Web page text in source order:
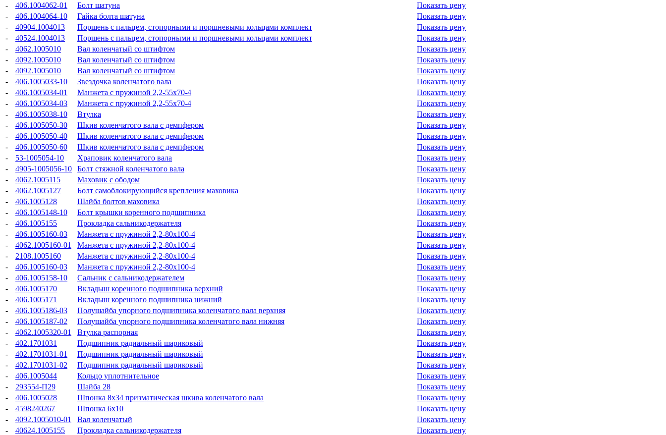
-
406.1004062-01 Болт шатуна
Показать цену
-
406.1004064-10 Гайка болта шатуна
Показать цену
-
40904.1004013 Поршень с пальцем, стопорными и поршневыми кольцами комплект
Показать цену
-
40524.1004013 Поршень с пальцем, стопорными и поршневыми кольцами комплект
Показать цену
-
4062.1005010 Вал коленчатый со штифтом
Показать цену
-
4092.1005010 Вал коленчатый со штифтом
Показать цену
-
4092.1005010 Вал коленчатый со штифтом
Показать цену
-
406.1005033-10 Звездочка коленчатого вала
Показать цену
-
406.1005034-01 Манжета с пружиной 2,2-55x70-4
Показать цену
-
406.1005034-03 Манжета с пружиной 2,2-55x70-4
Показать цену
-
406.1005038-10 Втулка
Показать цену
-
406.1005050-30 Шкив коленчатого вала с демпфером
Показать цену
-
406.1005050-40 Шкив коленчатого вала с демпфером
Показать цену
-
406.1005050-60 Шкив коленчатого вала с демпфером
Показать цену
-
53-1005054-10 Храповик коленчатого вала
Показать цену
-
4905-1005056-10 Болт стяжной коленчатого вала
Показать цену
-
4062.1005115 Маховик с ободом
Показать цену
-
4062.1005127 Болт самоблокирующийся крепления маховика
Показать цену
-
406.1005128 Шайба болтов маховика
Показать цену
-
406.1005148-10 Болт крышки коренного подшипника
Показать цену
-
406.1005155 Прокладка сальникодержателя
Показать цену
-
406.1005160-03 Манжета с пружиной 2,2-80x100-4
Показать цену
-
4062.1005160-01 Манжета с пружиной 2,2-80x100-4
Показать цену
-
2108.1005160 Манжета с пружиной 2,2-80x100-4
Показать цену
-
406.1005160-03 Манжета с пружиной 2,2-80x100-4
Показать цену
-
406.1005158-10 Сальник с сальникодержателем
Показать цену
-
406.1005170 Вкладыш коренного подшипника верхний
Показать цену
-
406.1005171 Вкладыш коренного подшипника нижний
Показать цену
-
406.1005186-03 Полушайба упорного подшипника коленчатого вала верхняя
Показать цену
-
406.1005187-02 Полушайба упорного подшипника коленчатого вала нижняя
Показать цену
-
4062.1005320-01 Втулка распорная
Показать цену
-
402.1701031 Подшипник радиальный шариковый
Показать цену
-
402.1701031-01 Подшипник радиальный шариковый
Показать цену
-
402.1701031-02 Подшипник радиальный шариковый
Показать цену
-
406.1005044 Кольцо уплотнительное
Показать цену
-
293554-П29 Шайба 28
Показать цену
-
406.1005028 Шпонка 8x34 призматическая шкива коленчатого вала
Показать цену
-
4598240267 Шпонка 6x10
Показать цену
-
4092.1005010-01 Вал коленчатый
Показать цену
-
40624.1005155 Прокладка сальникодержателя Показать цену